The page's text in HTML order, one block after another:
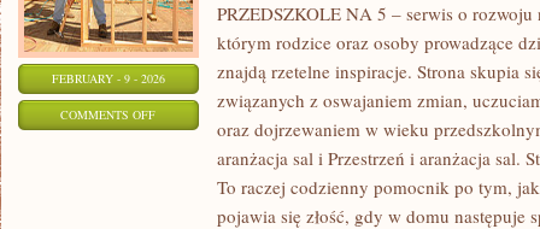
FEBRUARY - 9 - 2026
COMMENTS OFFON
PRZEDSZKOLE NA 5 – serwis o rozwoju
którym rodzice oraz osoby prowadzące
znajdą rzetelne inspiracje. Strona skupia
związanych z oswajaniem zmian,
oraz dojrzewaniem w wieku
aranżacja sal i Przestrzeń i aranżacja sal.
To raczej codzienny pomocnik po tym,
pojawia się złość, gdy w domu następuje